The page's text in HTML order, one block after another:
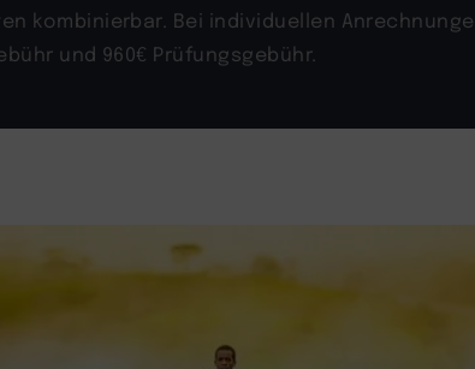
kombinierbar. Bei individuellen
und 960€ Prüfungsgebühr.